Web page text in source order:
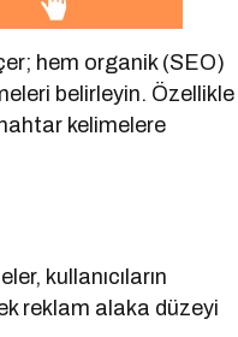
hem organik (SEO)
belirleyin. Özellikle
kelimelere
kullanıcıların
reklam alaka düzeyi